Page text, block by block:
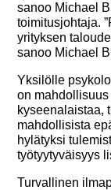
sanoo Michael
toimitusjohtaja.
yrityksen
sanoo Michael
Yksilölle
on
kyseenalaistaa,
mahdollisista
hylätyksi
työtyytyväisyys
Turvallinen